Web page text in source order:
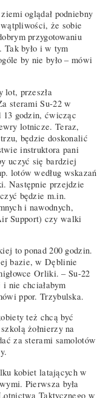
oglądał podniebny
że sobie
przygotowaniu
Tak było i w tym
by nie było – mówi
lot, przeszła
sterami Su-22 w
13 godzin, ćwicząc
lotnicze. Teraz,
będzie doskonalić
instruktora pani
uczyć się bardziej
lotów według wskazań
Następnie przejdzie
będzie m.in.
i nawodnych,
Support) czy walki
to ponad 200 godzin.
bazie, w Dęblinie
Orliki. – Su-22
nie chciałabym
ppor. Trzybulska.
też chcą być
żołnierzy na
za sterami samolotów
kobiet latających w
Pierwsza była
Taktycznego w